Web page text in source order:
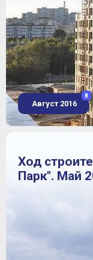
Август 2016
8
Ход
Парк". Май